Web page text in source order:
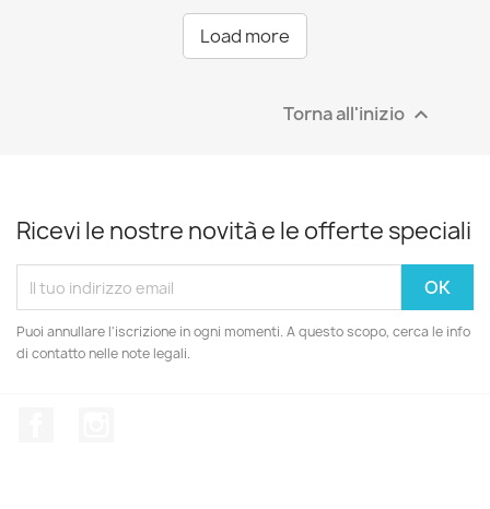
Load more
Torna all'inizio 
Ricevi le nostre novità e le offerte speciali
Puoi annullare l'iscrizione in ogni momenti. A questo scopo, cerca le info
di contatto nelle note legali.